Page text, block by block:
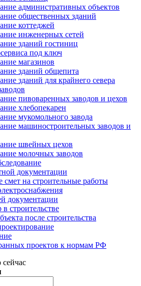
административных объектов
общественных зданий
коттеджей
инженерных сетей
зданий гостиниц
под ключ
магазинов
зданий общепита
зданий для крайнего севера
пивоваренных заводов и цехов
хлебопекарен
мукомольного завода
машиностроительных заводов и
швейных цехов
молочных заводов
документации
смет на строительные работы
документации
строительстве
после строительства
проектов к нормам РФ
сейчас